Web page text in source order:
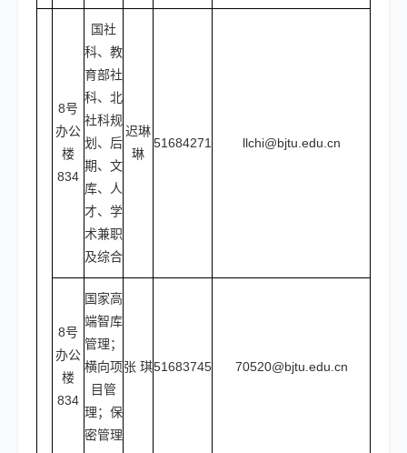
8号
办公
楼
834
国社
科、教
育部社
科、北
社科规
划、后
期、文
库、人
才、学
术兼职
及综合
迟琳
琳
51684271 llchi@bjtu.edu.cn
8号
办公
楼
834
国家高
端智库
管理；
横向项
目管
理；保
密管理
张 琪51683745 70520@bjtu.edu.cn